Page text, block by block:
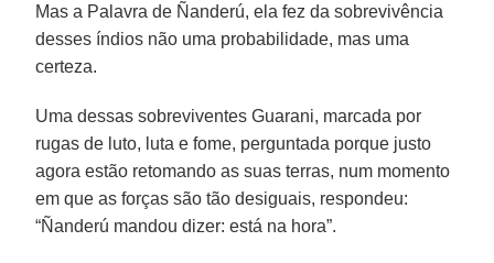
Mas a Palavra de Ñanderú, ela fez da sobrevivência
desses índios não uma probabilidade, mas uma
certeza.
Uma dessas sobreviventes Guarani, marcada por
rugas de luto, luta e fome, perguntada porque justo
agora estão retomando as suas terras, num momento
em que as forças são tão desiguais, respondeu:
“Ñanderú mandou dizer: está na hora”.